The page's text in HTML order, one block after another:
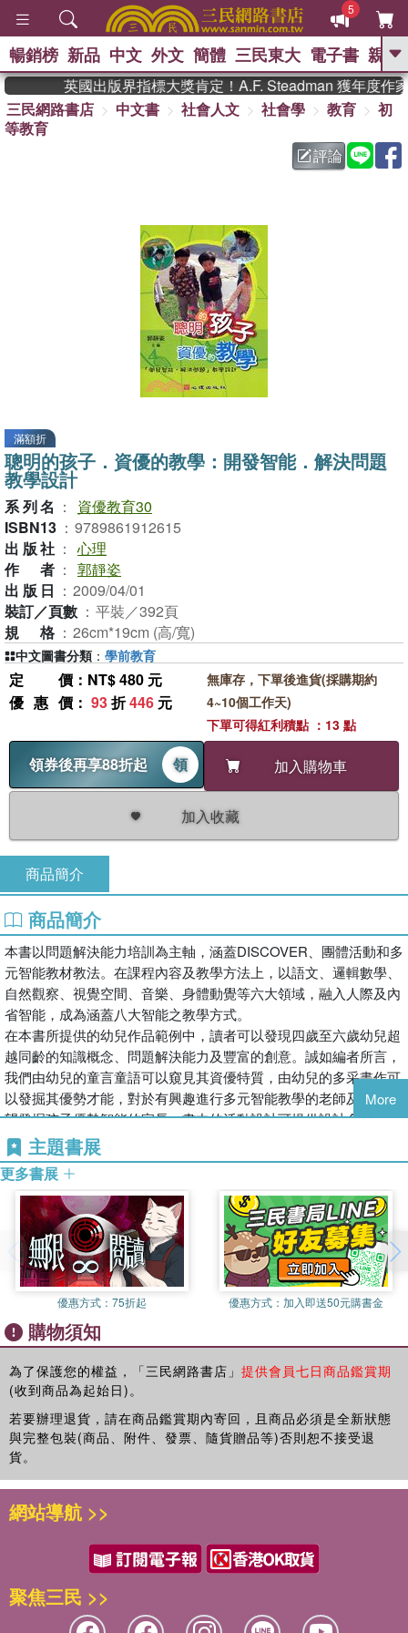
5
GO
熱搜： 東野圭吾 、 高希均教授回憶錄
暑期推薦 、 國際布克
方念華 、 台灣的李
暢銷榜 新品 中文 外文 簡體 三民東大 電子書 親子
英國出版界指標大獎肯定！A.F. Steadman 獲年度作
三民網路書店
中文書 社會人文 社會學 教育
初
等教育
評論
滿額折
聰明的孩子．資優的教學：開發智能．解決問題
教學設計
系列名 ：
資優教育30
ISBN13 ： 9789861912615
出版社 ： 心理
作者 ： 郭靜姿
出版日 ： 2009/04/01
裝訂／頁數 ： 平裝／392頁
規格 ： 26cm*19cm (高/寬)
定價 ：NT$ 480 元
優惠價 ： 93折446 元
領券後再享88折起 領 加入購物車
加入收藏
無庫存，下單後進貨(採購期約
4~10個工作天)
下單可得紅利積點 ：13 點
中文圖書分類 ： 學前教育
商品簡介
商品簡介
本書以問題解決能力培訓為主軸，涵蓋DISCOVER、團體活動和多
元智能教材教法。在課程內容及教學方法上，以語文、邏輯數學、
自然觀察、視覺空間、音樂、身體動覺等六大領域，融入人際及內
省智能，成為涵蓋八大智能之教學方式。
在本書所提供的幼兒作品範例中，讀者可以發現四歲至六歲幼兒超
越同齡的知識概念、問題解決能力及豐富的創意。誠如編者所言，
我們由幼兒的童言童語可以窺見其資優特質，由幼兒的多采畫作可
以發掘其優勢才能，對於有興趣進行多元智能教學的老師及熱切期
望發掘孩子優勢智能的家長，書中的活動設計可提供設計多元智能
探索經驗，培育問題解決能力的基礎。編者堅信在學習後，幼兒的
智能發展及問題解決能力能夠有效提升。
More
主題書展
更多書展
優惠方式： 75折起 優惠方式： 加入即送50元購書金
購物須知
為了保護您的權益，「三民網路書店」 提供會員七日商品鑑賞期
(收到商品為起始日)。
若要辦理退貨，請在商品鑑賞期內寄回，且商品必須是全新狀態
與完整包裝(商品、附件、發票、隨貨贈品等)否則恕不接受退
貨。
網站導航 >>
聚焦三民 >>